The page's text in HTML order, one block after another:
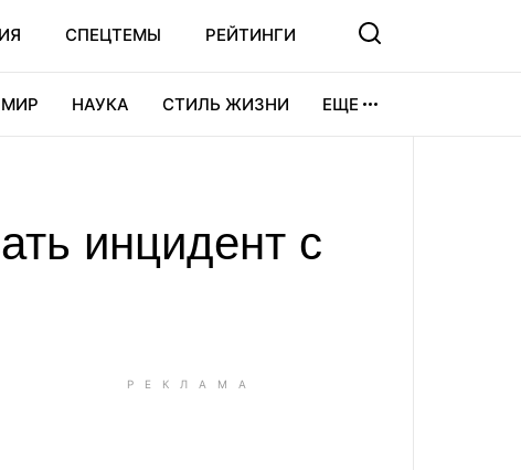
СПЕЦТЕМЫ РЕЙТИНГИ
МИР НАУКА СТИЛЬ ЖИЗНИ ЕЩЕ
инцидент с